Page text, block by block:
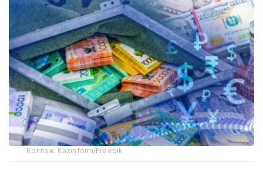
Коллаж: Kazinform/Freepik